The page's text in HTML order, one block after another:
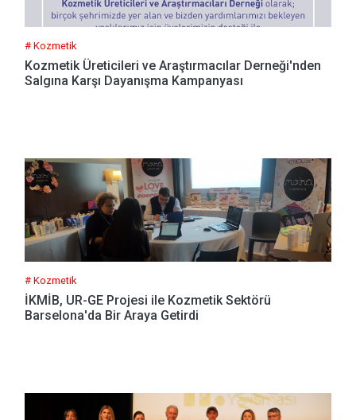
# Kozmetik
Kozmetik Üreticileri ve Araştırmacılar Derneği'nden
Salgına Karşı Dayanışma Kampanyası
# Kozmetik
İKMİB, UR-GE Projesi ile Kozmetik Sektörü
Barselona'da Bir Araya Getirdi